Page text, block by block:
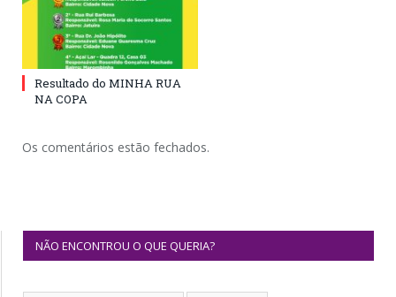
Resultado do MINHA RUA
NA COPA
Os comentários estão fechados.
NÃO ENCONTROU O QUE QUERIA?